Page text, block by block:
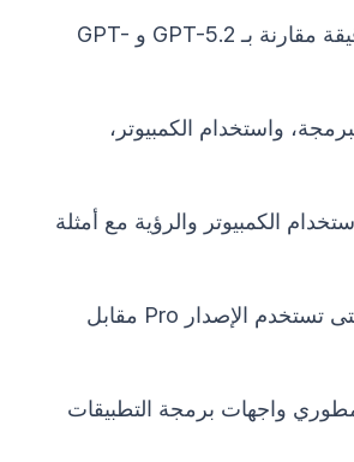
تحسينات الأداء الدقيقة مقارنة بـ GPT-5.2 و GPT-
واستخدام الكمبيوتر،
الكمبيوتر والرؤية مع أمثلة
تفاصيل التسعير ومتى تستخدم الإصدار Pro مقابل
واجهات برمجة التطبيقات